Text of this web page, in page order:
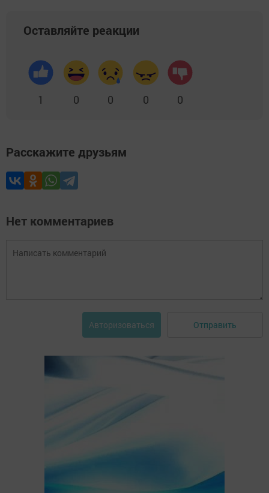
Оставляйте реакции
1 0 0 0 0
Расскажите друзьям
Нет комментариев
Авторизоваться Отправить